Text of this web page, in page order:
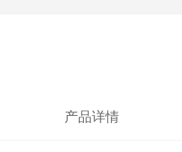
产品详情